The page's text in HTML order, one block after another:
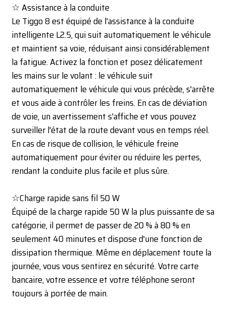
☆ Assistance à la conduite
Le Tiggo 8 est équipé de l'assistance à la conduite
intelligente L2.5, qui suit automatiquement le véhicule
et maintient sa voie, réduisant ainsi considérablement
la fatigue. Activez la fonction et posez délicatement
les mains sur le volant : le véhicule suit
automatiquement le véhicule qui vous précède, s'arrête
et vous aide à contrôler les freins. En cas de déviation
de voie, un avertissement s'affiche et vous pouvez
surveiller l'état de la route devant vous en temps réel.
En cas de risque de collision, le véhicule freine
automatiquement pour éviter ou réduire les pertes,
rendant la conduite plus facile et plus sûre.
☆Charge rapide sans fil 50 W
Équipé de la charge rapide 50 W la plus puissante de sa
catégorie, il permet de passer de 20 % à 80 % en
seulement 40 minutes et dispose d'une fonction de
dissipation thermique. Même en déplacement toute la
journée, vous vous sentirez en sécurité. Votre carte
bancaire, votre essence et votre téléphone seront
toujours à portée de main.